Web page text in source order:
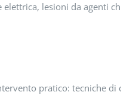
elettrica, lesioni da agenti
pratico: tecniche di